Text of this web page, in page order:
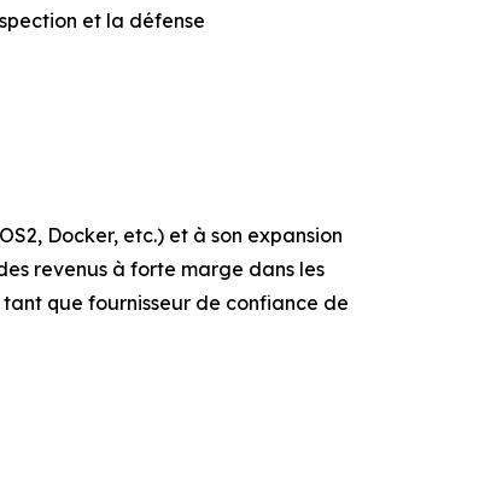
et la défense
Docker, etc.) et à son expansion
revenus à forte marge dans les
que fournisseur de confiance de